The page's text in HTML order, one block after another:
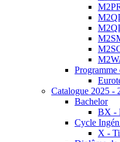
Programme
Catalogue 2025 -
Bachelor
BX -
Cycle
X -